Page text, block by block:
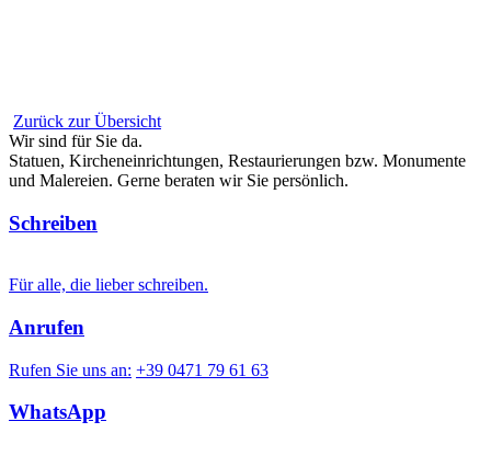
Zurück zur Übersicht
Wir sind für Sie da.
Statuen, Kircheneinrichtungen, Restaurierungen bzw. Monumente
und Malereien. Gerne beraten wir Sie persönlich.
Schreiben
Für alle, die lieber schreiben.
Anrufen
Rufen Sie uns an: +39 0471 79 61 63
WhatsApp